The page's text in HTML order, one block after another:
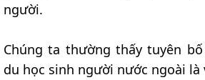
người.
Chúng ta thường thấy tuyên
du học sinh người nước ngoài